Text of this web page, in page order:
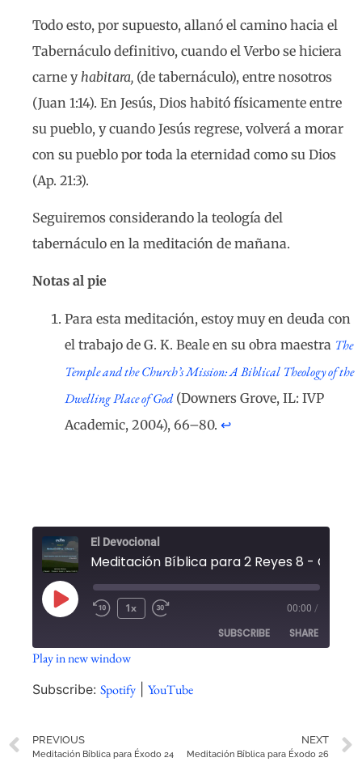
Todo esto, por supuesto, allanó el camino hacia el
Tabernáculo definitivo, cuando el Verbo se hiciera
carne y habitara, (de tabernáculo), entre nosotros
(Juan 1:14). En Jesús, Dios habitó físicamente entre
su pueblo, y cuando Jesús regrese, volverá a morar
con su pueblo por toda la eternidad como su Dios
(Ap. 21:3).
Seguiremos considerando la teología del
tabernáculo en la meditación de mañana.
Notas al pie
Para esta meditación, estoy muy en deuda con
el trabajo de G. K. Beale en su obra maestra The
Temple and the Church’s Mission: A Biblical Theology of the
Dwelling Place of God(Downers Grove, IL: IVP
Academic, 2004), 66–80. ↩︎
El Devocional
1x 00:00 /
SUBSCRIBE SHARE
SHARE
EMBED
Play in new window
Subscribe: Spotify| YouTube
PREVIOUS
Meditación Bíblica para Éxodo 24
NEXT
Meditación Bíblica para Éxodo 26